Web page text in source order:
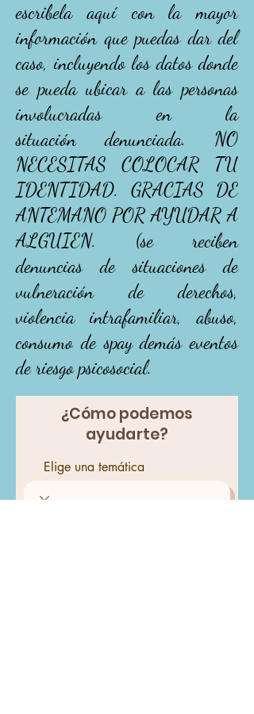
escribelaaquícon la mayor
informaciónque puedas dar del
caso, incluyendo los datos donde
se pueda ubicar a las personas
involucradas en la
situacióndenunciada. NO
NECESITAS COLOCAR TU
IDENTIDAD. GRACIAS DE
ANTEMANO POR AYUDAR A
ALGUIEN. (se reciben
denuncias de situaciones de
vulneración de derechos,
violencia intrafamiliar, abuso,
consumo de spaydemáseventos
de riesgo psicosocial.
¿Cómo podemos
ayudarte?
Elige una temática